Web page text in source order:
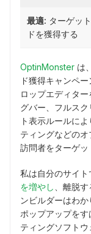
最適: ターゲッ
ドを獲得する
OptinMonster は、
ド獲得キャンペ
ロップエディタ
グバー、フルス
ト表示ルールによ
ティングなどの
訪問者をターゲッ
私は自分のサイ
を増やし
、離脱
ンビルダーはわ
ポップアップを
ティングソフト